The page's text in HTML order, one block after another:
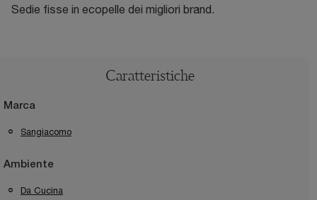
Sedie fisse in ecopelle dei migliori brand.
Caratteristiche
Marca
Sangiacomo
Ambiente
Da Cucina